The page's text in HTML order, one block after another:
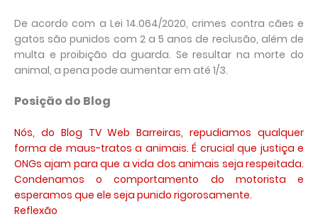
De acordo com a Lei 14.064/2020, crimes contra cães e
gatos são punidos com 2 a 5 anos de reclusão, além de
multa e proibição da guarda. Se resultar na morte do
animal, a pena pode aumentar em até 1/3.
Posição do Blog
Nós, do Blog TV Web Barreiras, repudiamos qualquer
forma de maus-tratos a animais. É crucial que justiça e
ONGs ajam para que a vida dos animais seja respeitada.
Condenamos o comportamento do motorista e
esperamos que ele seja punido rigorosamente.
Reflexão